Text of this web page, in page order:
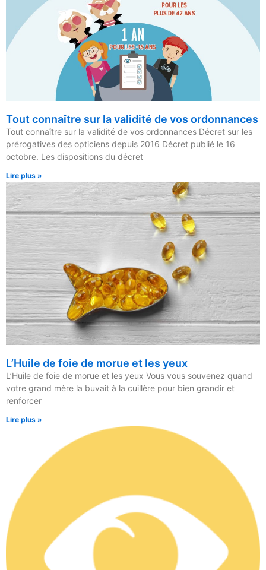
Tout connaître sur la validité de vos ordonnances
Tout connaître sur la validité de vos ordonnances Décret sur les
prérogatives des opticiens depuis 2016 Décret publié le 16
octobre. Les dispositions du décret
Lire plus »
L’Huile de foie de morue et les yeux
L’Huile de foie de morue et les yeux Vous vous souvenez quand
votre grand mère la buvait à la cuillère pour bien grandir et
renforcer
Lire plus »